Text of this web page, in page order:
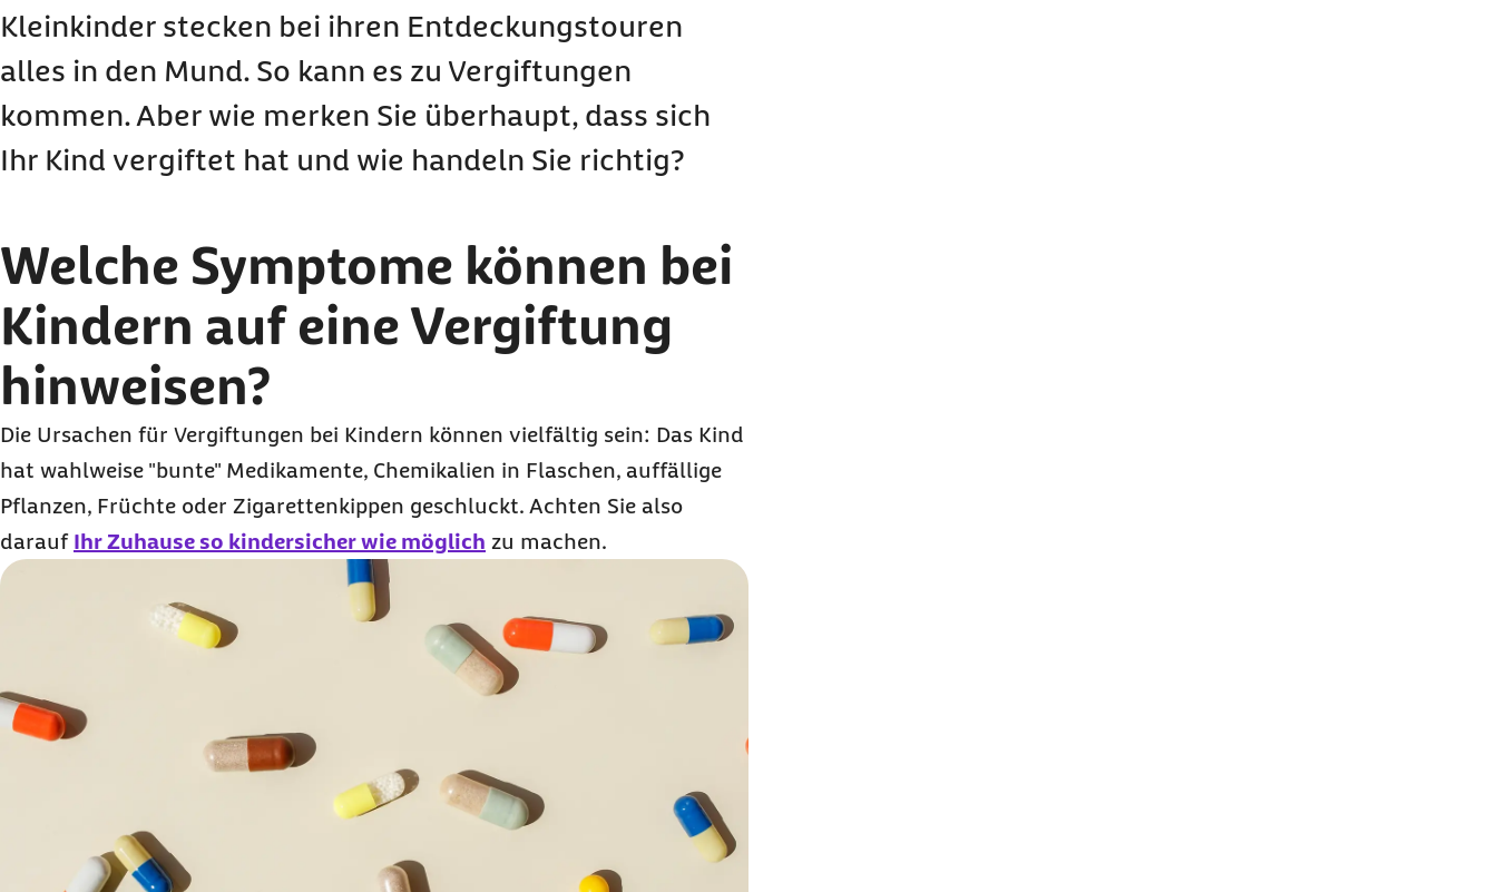
So können Sie Vergiftungen von Kindern vermeiden
Giftige Dämpfe: Wie gefährlich ist die Chroming-Challenge?
Kleinkinder stecken bei ihren Entdeckungstouren
alles in den Mund. So kann es zu Vergiftungen
kommen. Aber wie merken Sie überhaupt, dass sich
Ihr Kind vergiftet hat und wie handeln Sie richtig?
Welche Symptome können bei
Kindern auf eine Vergiftung
hinweisen?
Die Ursachen für Vergiftungen bei Kindern können vielfältig sein: Das Kind
hat wahlweise "bunte" Medikamente, Chemikalien in Flaschen, auffällige
Pflanzen, Früchte oder Zigarettenkippen geschluckt. Achten Sie also
darauf Ihr Zuhause so kindersicher wie möglich zu machen.